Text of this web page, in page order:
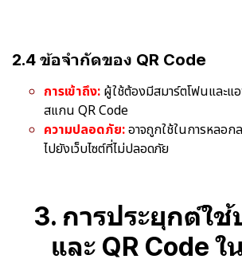
2.4 ข้อจำกัดของ QR Code
การเข้าถึง: ผู้ใช้ต้องมีสมาร์ตโฟนและแ
สแกน QR Code
ความปลอดภัย:อาจถูกใช้ในการหลอก
ไปยังเว็บไซต์ที่ไม่ปลอดภัย
3. การประยุกต์ใช้
และ QR Code ใ